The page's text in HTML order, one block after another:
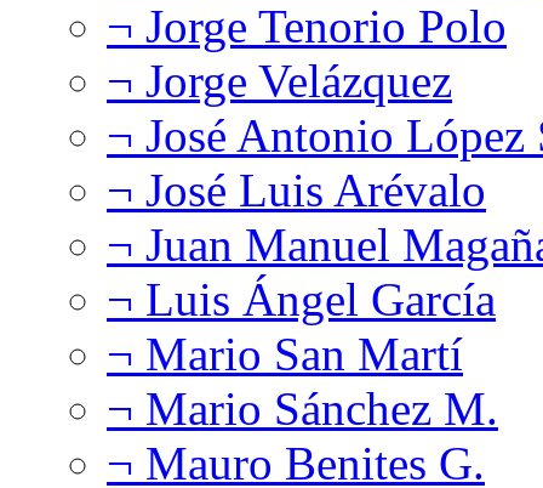
¬ Jorge Tenorio Polo
¬ Jorge Velázquez
¬ José Antonio López
¬ José Luis Arévalo
¬ Juan Manuel
¬ Luis Ángel García
¬ Mario San Martí
¬ Mario Sánchez M.
¬ Mauro Benites G.